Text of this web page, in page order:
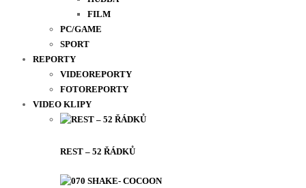
FILM
PC/GAME
SPORT
REPORTY
VIDEOREPORTY
FOTOREPORTY
VIDEO KLIPY
REST – 52 ŘÁDKŮ